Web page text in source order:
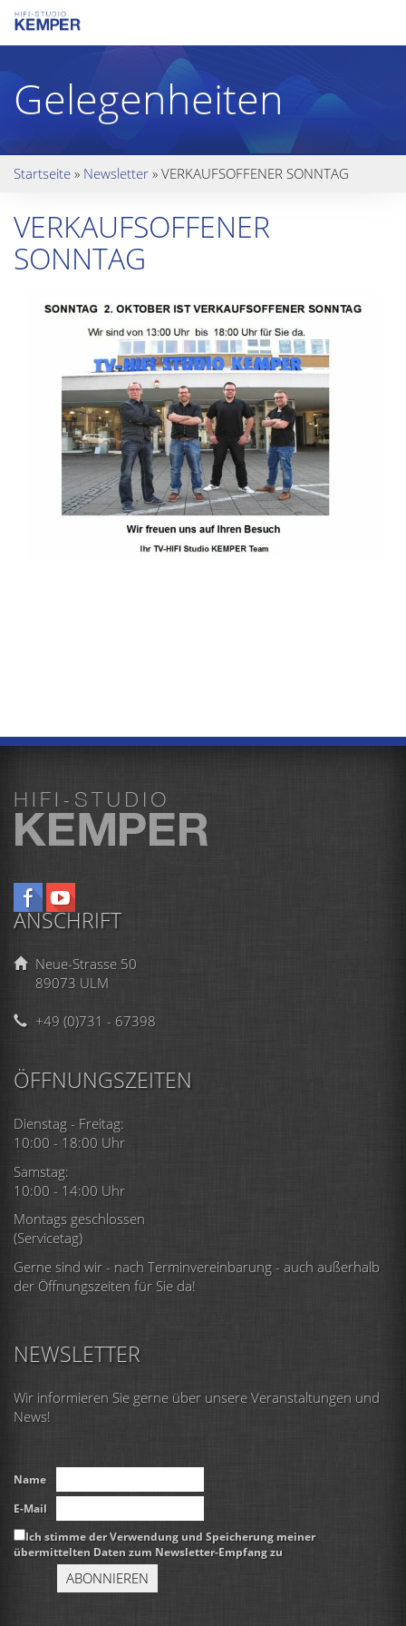
Gelegenheiten
Startseite » Newsletter » VERKAUFSOFFENER SONNTAG
VERKAUFSOFFENER
SONNTAG
ANSCHRIFT
Neue-Strasse 50
89073 ULM
+49 (0)731 - 67398
ÖFFNUNGSZEITEN
Dienstag - Freitag:
10:00 - 18:00 Uhr
Samstag:
10:00 - 14:00 Uhr
Montags geschlossen
(Servicetag)
Gerne sind wir - nach Terminvereinbarung - auch außerhalb
der Öffnungszeiten für Sie da!
NEWSLETTER
Wir informieren Sie gerne über unsere Veranstaltungen und
News!
Name
E-Mail
Ich stimme der Verwendung und Speicherung meiner
übermittelten Daten zum Newsletter-Empfang zu